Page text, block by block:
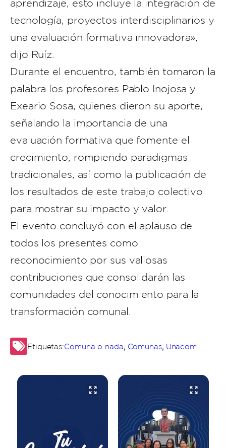
aprendizaje, esto incluye la integración de
tecnología, proyectos interdisciplinarios y
una evaluación formativa innovadora»,
dijo Ruíz.
Durante el encuentro, también tomaron la
palabra los profesores Pablo Inojosa y
Exeario Sosa, quienes dieron su aporte,
señalando la importancia de una
evaluación formativa que fomente el
crecimiento, rompiendo paradigmas
tradicionales, así como la publicación de
los resultados de este trabajo colectivo
para mostrar su impacto y valor.
El evento concluyó con el aplauso de
todos los presentes como
reconocimiento por sus valiosas
contribuciones que consolidarán las
comunidades del conocimiento para la
transformación comunal.
Etiquetas:Comuna o nada, Comunas, Unacom